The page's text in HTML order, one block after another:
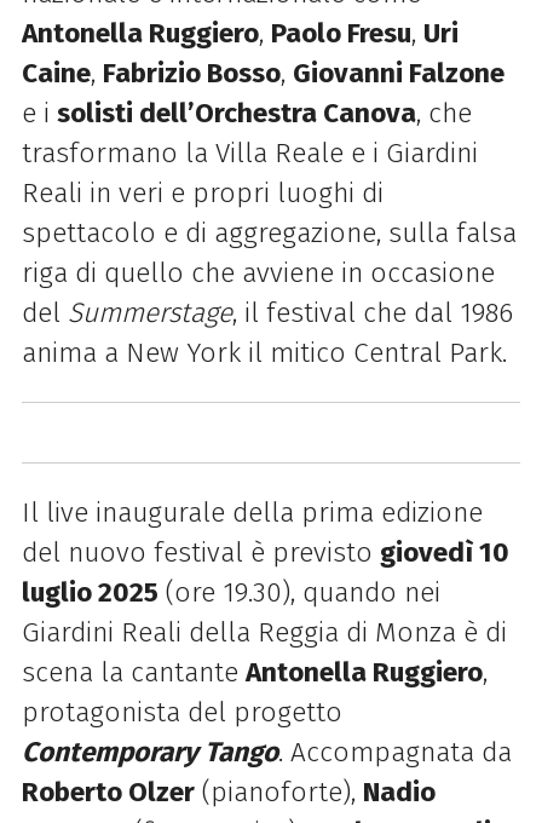
Antonella Ruggiero, Paolo Fresu, Uri
Caine, Fabrizio Bosso, Giovanni Falzone
e i solisti dell’Orchestra Canova, che
trasformano la Villa Reale e i Giardini
Reali in veri e propri luoghi di
spettacolo e di aggregazione, sulla falsa
riga di quello che avviene in occasione
del Summerstage, il festival che dal 1986
anima a New York il mitico Central Park.
Il live inaugurale della prima edizione
del nuovo festival è previsto giovedì 10
luglio 2025 (ore 19.30), quando nei
Giardini Reali della Reggia di Monza è di
scena la cantanteAntonella Ruggiero,
protagonista del progetto
Contemporary Tango. Accompagnata da
Roberto Olzer(pianoforte), Nadio